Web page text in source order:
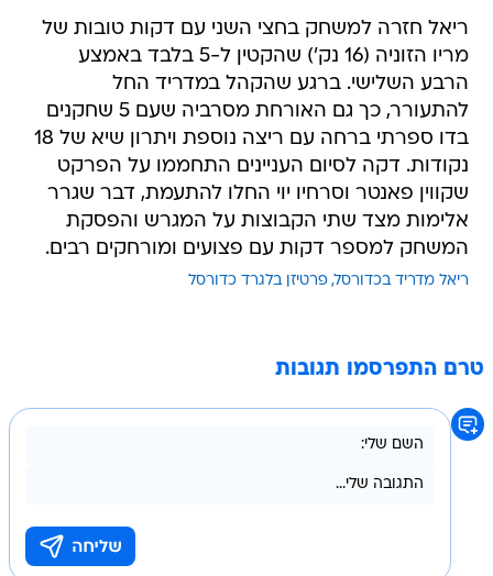
ריאל חזרה למשחק בחצי השני עם דקות טובות של
מריו הזוניה (16 נק') שהקטין ל-5 בלבד באמצע
הרבע השלישי. ברגע שהקהל במדריד החל
להתעורר, כך גם האורחת מסרביה שעם 5 שחקנים
בדו ספרתי ברחה עם ריצה נוספת ויתרון שיא של 18
נקודות. דקה לסיום העניינים התחממו על הפרקט
שקווין פאנטר וסרחיו יוי החלו להתעמת, דבר שגרר
אלימות מצד שתי הקבוצות על המגרש והפסקת
המשחק למספר דקות עם פצועים ומורחקים רבים.
ריאל מדריד בכדורסל פרטיזן בלגרד כדורסל
טרם התפרסמו תגובות